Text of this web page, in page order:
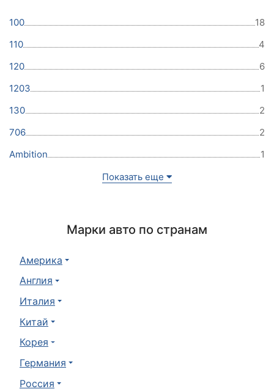
100
18
110
4
120
6
1203
1
130
2
706
2
Ambition
1
Показать еще
Марки авто по странам
Америка
Англия
Италия
Китай
Корея
Германия
Россия